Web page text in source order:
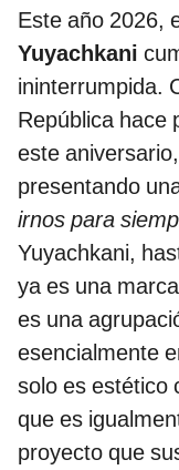
Este año 2026,
Yuyachkani
ininterrumpida.
República hace
este
presentando
irnos para
Yuyachkani,
ya es una
es una
esencialmente
solo es estético
que es
proyecto que